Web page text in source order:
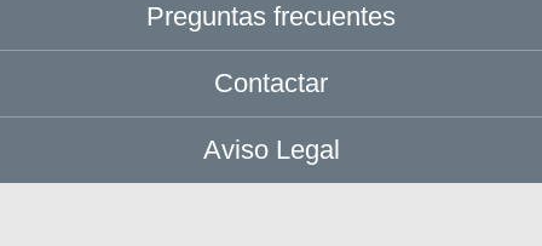
Preguntas frecuentes
Contactar
Aviso Legal